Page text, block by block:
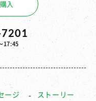
入
17:45
ージ ストーリー